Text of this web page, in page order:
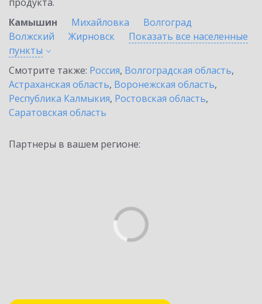
Камышин
Михайловка
Волгоград
Волжский
Жирновск
Показать все населенные
пункты
Смотрите также: Россия, Волгоградская область,
Астраханская область, Воронежская область,
Республика Калмыкия, Ростовская область,
Саратовская область
Партнеры в вашем регионе: